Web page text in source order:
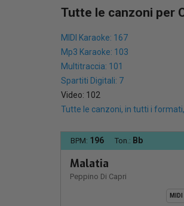
Tutte le canzoni per
MIDI Karaoke: 167
Mp3 Karaoke: 103
Multitraccia: 101
Spartiti Digitali: 7
Video: 102
Tutte le canzoni, in tutti i
BPM: 196 Ton.: Bb
Malatia
Peppino Di Capri
MIDI